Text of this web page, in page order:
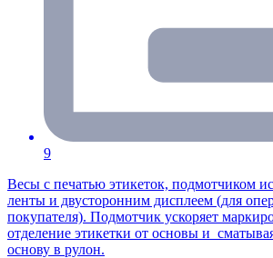
9
Весы с печатью этикеток, подмотчиком
ленты и двусторонним дисплеем (для
покупателя). Подмотчик ускоряет
отделение этикетки от основы и
основу в рулон.